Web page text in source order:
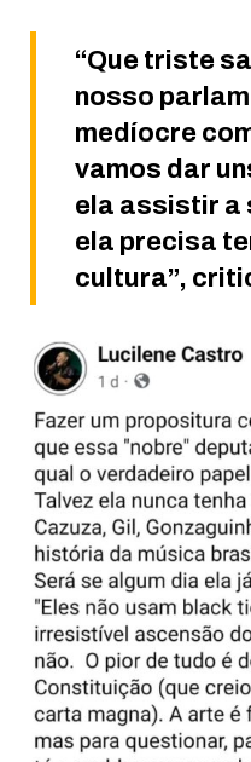
“Que triste
nosso
medíocre
vamos dar
ela assistir a
ela precisa
cultura”,